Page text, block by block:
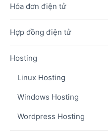
Hóa đơn điện tử
Hợp đồng điện tử
Hosting
Linux Hosting
Windows Hosting
Wordpress Hosting